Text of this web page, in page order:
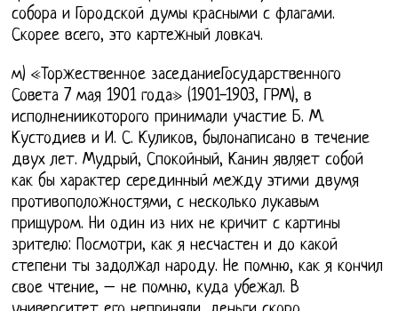
собора и Городской думы красными с флагами.
Скорее всего, это картежный ловкач.
м) «Торжественное заседаниеГосударственного
Совета 7 мая 1901 года» (1901-1903, ГРМ), в
исполнениикоторого принимали участие Б. М.
Кустодиев и И. С. Куликов, былонаписано в течение
двух лет. Мудрый, Спокойный, Канин являет собой
как бы характер серединный между этими двумя
противоположностями, с несколько лукавым
прищуром. Ни один из них не кричит с картины
зрителю: Посмотри, как я несчастен и до какой
степени ты задолжал народу. Не помню, как я кончил
свое чтение, – не помню, куда убежал. В